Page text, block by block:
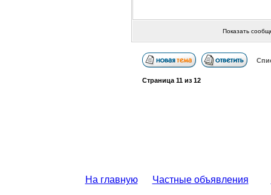
Показать
Страница 11из 12
На главную Частные объявления